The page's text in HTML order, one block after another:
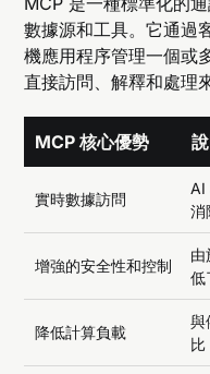
數據源和工具。它通過
機應用程序管理一個或
直接訪問、解釋和處理
MCP 核心優勢
實時數據訪問
AI
消
增強的安全性和控制
由
低
降低計算負載
與
比